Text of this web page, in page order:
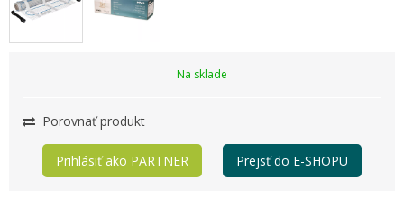
Na sklade
Porovnať produkt
Prihlásiť ako PARTNER Prejsť do E-SHOPU